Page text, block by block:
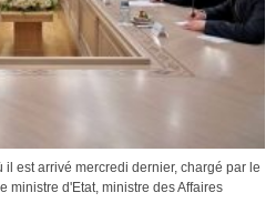
est arrivé mercredi dernier, chargé par le
ministre d'Etat, ministre des Affaires